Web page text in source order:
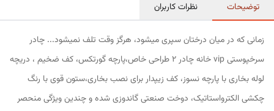
توضیحات نظرات کاربران
زمانی که در میان درختان سپری میشود، هرگز وقت تلف نمیشود... چادر
سرخپوستی vip خانه چادر 2 طراحی خاص،پارچه گورتکس، کف ضخیم ، دریچه
لوله بخاری با پارچه نسوز، کف زیپدار برای نصب بخاری،ستون قوی با رنگ
چکشی الکترواستاتیک، دوخت صنعتی گاندوزی شده و چندین ویژگی منحصر